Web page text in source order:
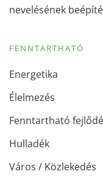
nevelésének
FENNTARTHATÓ
Energetika
Élelmezés
Fenntartható
Hulladék
Város / Közlekedés